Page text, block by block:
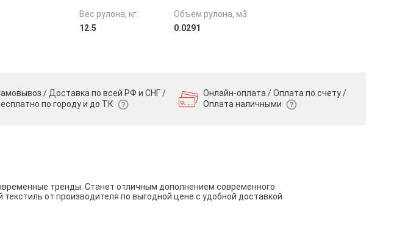
Вес рулона, кг:
12.5
Объем рулона, м3:
0.0291
/ Доставка по всей РФ и СНГ /
по городу и до ТК
Онлайн-оплата / Оплата по счету /
Оплата наличными
тренды. Станет отличным дополнением современного
от производителя по выгодной цене с удобной доставкой